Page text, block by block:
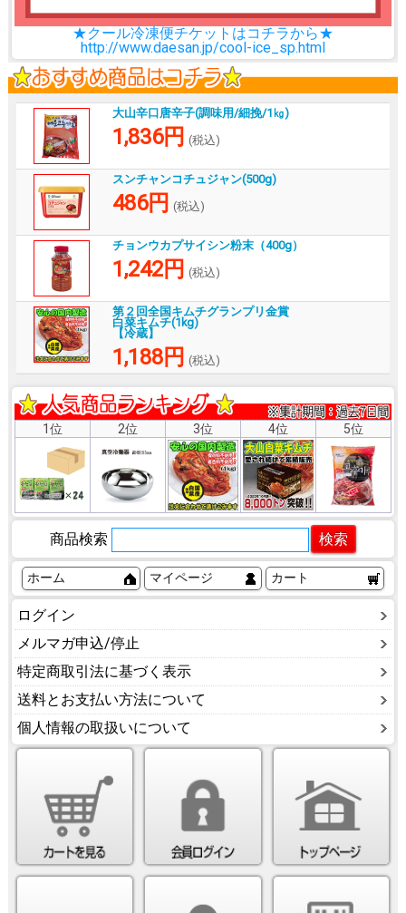
★クール冷凍便チケットはコチラから★
http://www.daesan.jp/cool-ice_sp.html
大山辛口唐辛子(調味用/細挽/1㎏)
1,836円 (税込)
スンチャンコチュジャン(500g)
486円 (税込)
チョンウカプサイシン粉末（400g）
1,242円 (税込)
第２回全国キムチグランプリ金賞
白菜キムチ(1kg)
【冷蔵】
1,188円 (税込)
1位 2位 3位 4位 5位
商品検索
ホーム マイページ カート
ログイン
メルマガ申込/停止
特定商取引法に基づく表示
送料とお支払い方法について
個人情報の取扱いについて